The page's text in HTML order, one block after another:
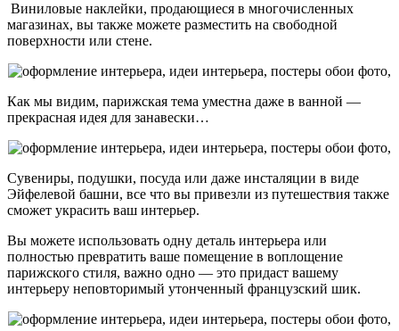
Виниловые наклейки, продающиеся в многочисленных
магазинах, вы также можете разместить на свободной
поверхности или стене.
Как мы видим, парижская тема уместна даже в ванной —
прекрасная идея для занавески…
Сувениры, подушки, посуда или даже инсталяции в виде
Эйфелевой башни, все что вы привезли из путешествия также
сможет украсить ваш интерьер.
Вы можете использовать одну деталь интерьера или
полностью превратить ваше помещение в воплощение
парижского стиля, важно одно — это придаст вашему
интерьеру неповторимый утонченный французский шик.